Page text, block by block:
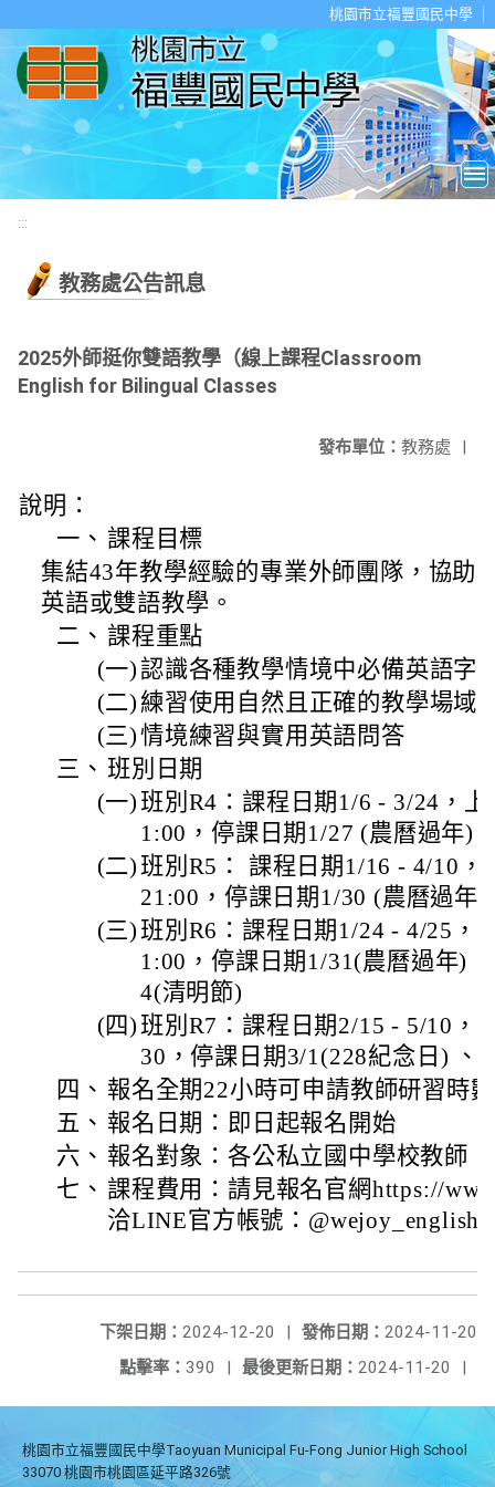
桃園市立福豐國民中學
:::
教務處公告訊息
2025外師挺你雙語教學（線上課程Classroom
English for Bilingual Classes
發布單位： 教務處 |
說明：
一、 課程目標
集結43年教學經驗的專業外師團隊，協助
英語或雙語教學。
二、 課程重點
(一)認識各種教學情境中必備英語字
(二)練習使用自然且正確的教學場域
(三)情境練習與實用英語問答
三、 班別日期
(一)班別R4：課程日期1/6 - 3/24，
1:00，停課日期1/27 (農曆過年)
(二)班別R5： 課程日期1/16 - 4/10，
21:00，停課日期1/30 (農曆過年
(三)班別R6：課程日期1/24 - 4/25，
1:00，停課日期1/31(農曆過年)
4(清明節)
(四)班別R7：課程日期2/15 - 5/10，
30，停課日期3/1(228紀念日) 、
四、 報名全期22小時可申請教師研習時數
五、 報名日期：即日起報名開始
六、 報名對象：各公私立國中學校教師
七、 課程費用：請見報名官網https://
洽LINE官方帳號：@wejoy_english
發佈日期： 2024-11-20
下架日期： 2024-12-20
|
最後更新日期： 2024-11-20 |
點擊率： 390 |
桃園市立福豐國民中學Taoyuan Municipal Fu-Fong Junior High School
33070 桃園市桃園區延平路326號